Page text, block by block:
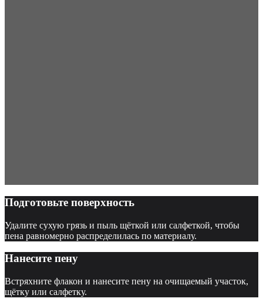
Подготовьте поверхность
Удалите сухую грязь и пыль щёткой или салфеткой, чтобы
пена равномерно распределилась по материалу.
Нанесите пену
Встряхните флакон и нанесите пену на очищаемый участок,
щётку или салфетку.